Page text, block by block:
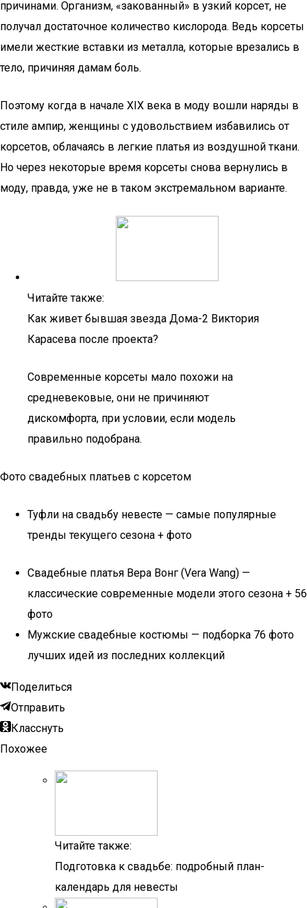
причинами. Организм, «закованный» в узкий корсет, не
получал достаточное количество кислорода. Ведь корсеты
имели жесткие вставки из металла, которые врезались в
тело, причиняя дамам боль.
Поэтому когда в начале XIX века в моду вошли наряды в
стиле ампир, женщины с удовольствием избавились от
корсетов, облачаясь в легкие платья из воздушной ткани.
Но через некоторые время корсеты снова вернулись в
моду, правда, уже не в таком экстремальном варианте.
Читайте также:
Как живет бывшая звезда Дома-2 Виктория
Карасева после проекта?
Современные корсеты мало похожи на
средневековые, они не причиняют
дискомфорта, при условии, если модель
правильно подобрана.
Фото свадебных платьев с корсетом
Туфли на свадьбу невесте — самые популярные
тренды текущего сезона + фото
Свадебные платья Вера Вонг (Vera Wang) —
классические современные модели этого сезона + 56
фото
Мужские свадебные костюмы — подборка 76 фото
лучших идей из последних коллекций
Поделиться
Отправить
Класснуть
Похожее
Читайте также:
Подготовка к свадьбе: подробный план-
календарь для невесты